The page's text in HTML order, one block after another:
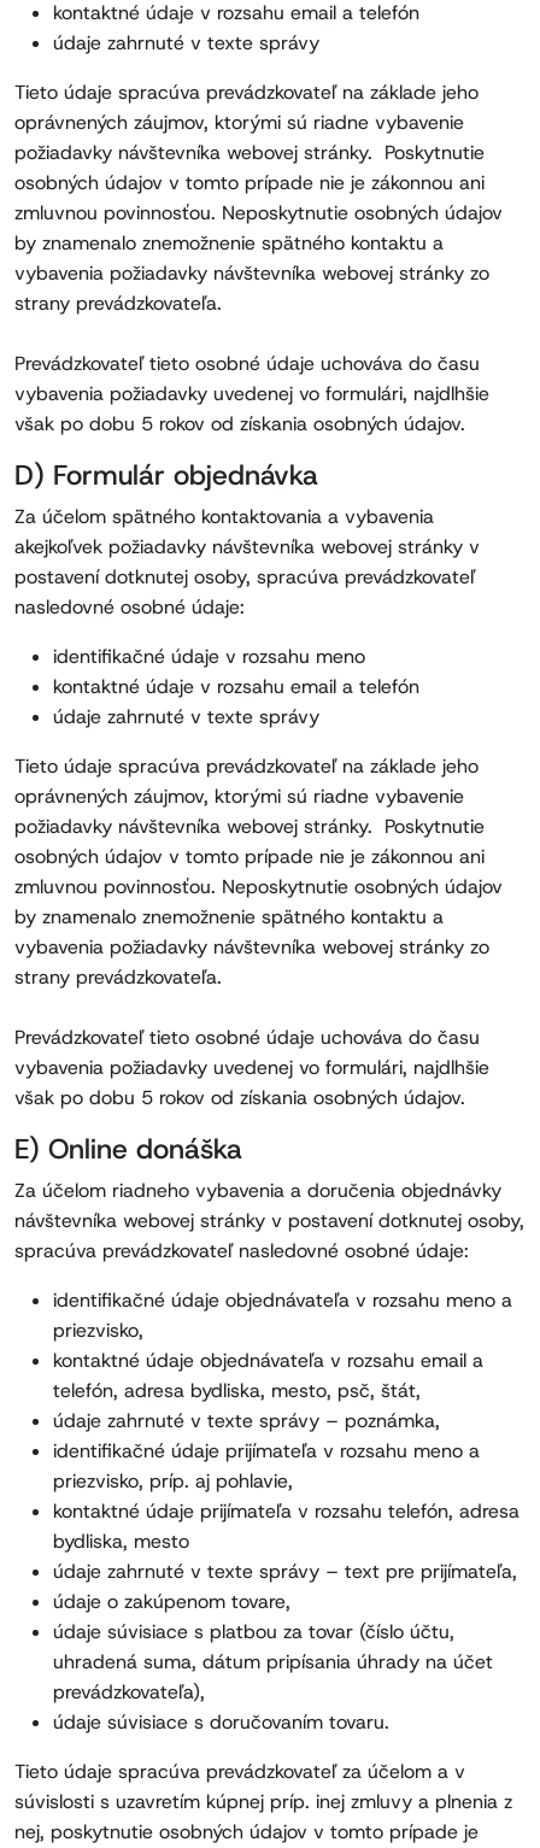
kontaktné údaje v rozsahu email a telefón
údaje zahrnuté v texte správy
Tieto údaje spracúva prevádzkovateľ na základe jeho
oprávnených záujmov, ktorými sú riadne vybavenie
požiadavky návštevníka webovej stránky. Poskytnutie
osobných údajov v tomto prípade nie je zákonnou ani
zmluvnou povinnosťou. Neposkytnutie osobných údajov
by znamenalo znemožnenie spätného kontaktu a
vybavenia požiadavky návštevníka webovej stránky zo
strany prevádzkovateľa.
Prevádzkovateľ tieto osobné údaje uchováva do času
vybavenia požiadavky uvedenej vo formulári, najdlhšie
však po dobu 5 rokov od získania osobných údajov.
D) Formulár objednávka
Za účelom spätného kontaktovania a vybavenia
akejkoľvek požiadavky návštevníka webovej stránky v
postavení dotknutej osoby, spracúva prevádzkovateľ
nasledovné osobné údaje:
identifikačné údaje v rozsahu meno
kontaktné údaje v rozsahu email a telefón
údaje zahrnuté v texte správy
Tieto údaje spracúva prevádzkovateľ na základe jeho
oprávnených záujmov, ktorými sú riadne vybavenie
požiadavky návštevníka webovej stránky. Poskytnutie
osobných údajov v tomto prípade nie je zákonnou ani
zmluvnou povinnosťou. Neposkytnutie osobných údajov
by znamenalo znemožnenie spätného kontaktu a
vybavenia požiadavky návštevníka webovej stránky zo
strany prevádzkovateľa.
Prevádzkovateľ tieto osobné údaje uchováva do času
vybavenia požiadavky uvedenej vo formulári, najdlhšie
však po dobu 5 rokov od získania osobných údajov.
E) Online donáška
Za účelom riadneho vybavenia a doručenia objednávky
návštevníka webovej stránky v postavení dotknutej osoby,
spracúva prevádzkovateľ nasledovné osobné údaje:
identifikačné údaje objednávateľa v rozsahu meno a
priezvisko,
kontaktné údaje objednávateľa v rozsahu email a
telefón, adresa bydliska, mesto, psč, štát,
údaje zahrnuté v texte správy – poznámka,
identifikačné údaje prijímateľa v rozsahu meno a
priezvisko, príp. aj pohlavie,
kontaktné údaje prijímateľa v rozsahu telefón, adresa
bydliska, mesto
údaje zahrnuté v texte správy – text pre prijímateľa,
údaje o zakúpenom tovare,
údaje súvisiace s platbou za tovar (číslo účtu,
uhradená suma, dátum pripísania úhrady na účet
prevádzkovateľa),
údaje súvisiace s doručovaním tovaru.
Tieto údaje spracúva prevádzkovateľ za účelom a v
súvislosti s uzavretím kúpnej príp. inej zmluvy a plnenia z
nej, poskytnutie osobných údajov v tomto prípade je